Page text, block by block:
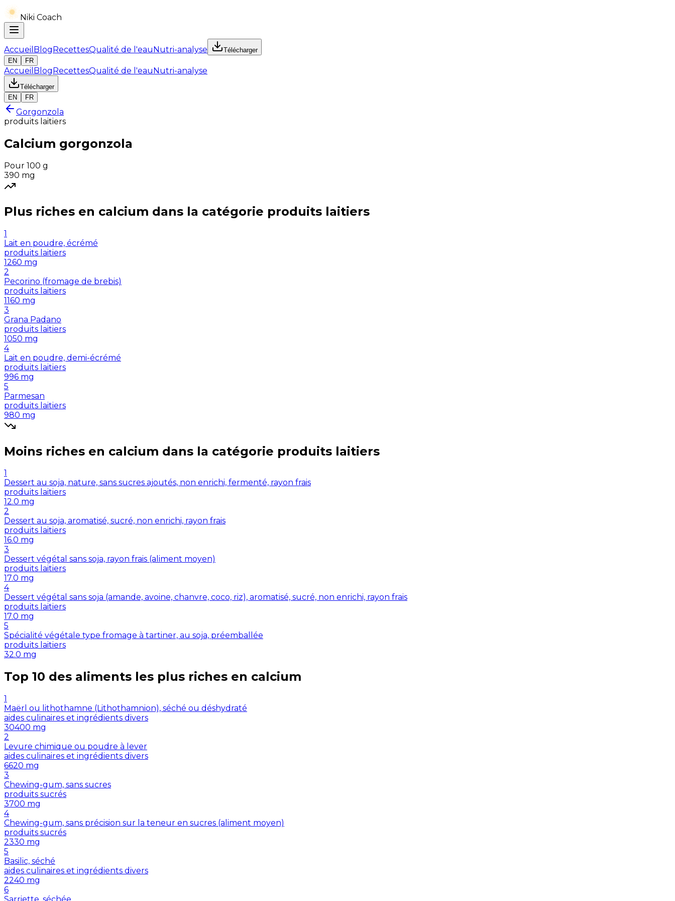
Niki Coach
Accueil BlogRecettesQualité de l'eauNutri-analyse
Télécharger
EN
FR
Accueil BlogRecettesQualité de l'eauNutri-analyse
Télécharger
EN
FR
Gorgonzola
produits laitiers
Calcium gorgonzola
Pour 100 g
390 mg
Plus riches en calcium dans la catégorie produits laitiers
1
Lait en poudre, écrémé
produits laitiers
1260 mg
2
Pecorino (fromage de brebis)
produits laitiers
1160 mg
3
Grana Padano
produits laitiers
1050 mg
4
Lait en poudre, demi-écrémé
produits laitiers
996 mg
5
Parmesan
produits laitiers
980 mg
Moins riches en calcium dans la catégorie produits laitiers
1
Dessert au soja, nature, sans sucres ajoutés, non enrichi, fermenté, rayon frais
produits laitiers
12.0 mg
2
Dessert au soja, aromatisé, sucré, non enrichi, rayon frais
produits laitiers
16.0 mg
3
Dessert végétal sans soja, rayon frais (aliment moyen)
produits laitiers
17.0 mg
4
Dessert végétal sans soja (amande, avoine, chanvre, coco, riz), aromatisé, sucré, non enrichi, rayon frais
produits laitiers
17.0 mg
5
Spécialité végétale type fromage à tartiner, au soja, préemballée
produits laitiers
32.0 mg
Top 10 des aliments les plus riches en calcium
1
Maërl ou lithothamne (Lithothamnion), séché ou déshydraté
aides culinaires et ingrédients divers
30400 mg
2
Levure chimique ou poudre à lever
aides culinaires et ingrédients divers
6620 mg
3
Chewing-gum, sans sucres
produits sucrés
3700 mg
4
Chewing-gum, sans précision sur la teneur en sucres (aliment moyen)
produits sucrés
2330 mg
5
Basilic, séché
aides culinaires et ingrédients divers
2240 mg
6